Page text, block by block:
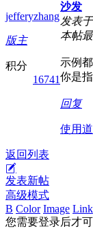
jefferyzhang
版主
积分
16741
沙发
发表
本帖
示例
你是
回复
使用
返回列表
发表新帖
高级模式
B Color Image Link
您需要登录后才